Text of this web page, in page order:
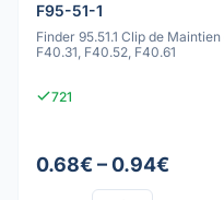
F95-51-1
Finder 95.51.1 Clip de
F40.31, F40.52, F40.61
721
0.68€ – 0.94€